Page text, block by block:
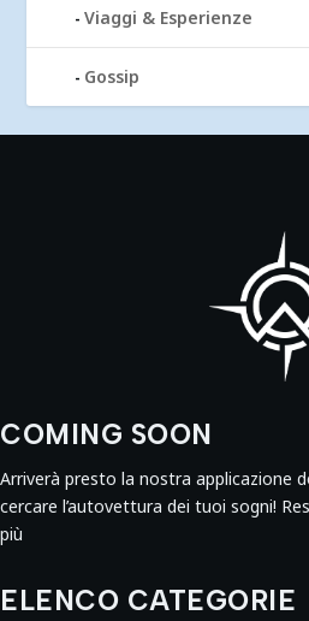
Viaggi & Esperienze
Gossip
COMING SOON
Arriverà presto la nostra applicazione
cercare l’autovettura dei tuoi sogni!
più
ELENCO CATEGORIE